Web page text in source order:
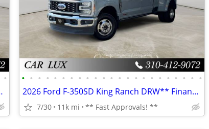
•
Specialists **
• • • • • • • • • • • • • • • • • • • • • • •
2026 Ford F-350SD King Ranch DRW** Finance Specialists **
7/30 11k mi ** Fast Approvals! **